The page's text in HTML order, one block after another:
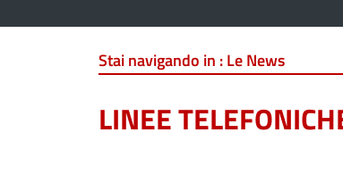
Stai navigando in :Le News
LINEE